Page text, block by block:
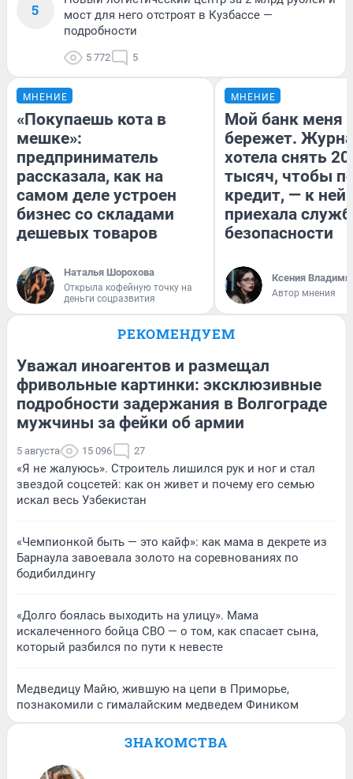
5
мост для него отстроят в Кузбассе —
подробности
5 772 5
МНЕНИЕ
«Покупаешь кота в
мешке»:
предприниматель
рассказала, как на
самом деле устроен
бизнес со складами
дешевых товаров
Наталья Шорохова
Открыла кофейную точку на
деньги соцразвития
МНЕНИЕ
Мой банк меня
бережет.
хотела снять
тысяч, чтобы
кредит, — к
приехала
безопасности
Ксения
Автор мнения
РЕКОМЕНДУЕМ
Уважал иноагентов и размещал
фривольные картинки: эксклюзивные
подробности задержания в Волгограде
мужчины за фейки об армии
5 августа 15 096 27
«Я не жалуюсь». Строитель лишился рук и ног и стал
звездой соцсетей: как он живет и почему его семью
искал весь Узбекистан
«Чемпионкой быть — это кайф»: как мама в декрете из
Барнаула завоевала золото на соревнованиях по
бодибилдингу
«Долго боялась выходить на улицу». Мама
искалеченного бойца СВО — о том, как спасает сына,
который разбился по пути к невесте
Медведицу Майю, жившую на цепи в Приморье,
познакомили с гималайским медведем Фиником
ЗНАКОМСТВА